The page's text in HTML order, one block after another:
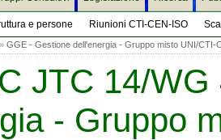
e persone Riunioni CTI-CEN-ISO
» GGE - Gestione dell'energia - Gruppo misto UNI/CTI-
JTC 14/
- Gruppo